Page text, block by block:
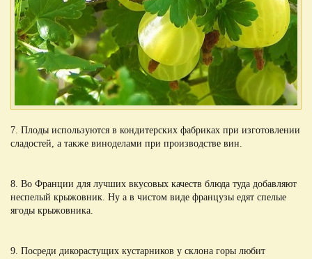
7. Плоды используются в кондитерских фабриках при изготовлении
сладостей, а также виноделами при производстве вин.
8. Во Франции для лучших вкусовых качеств блюда туда добавляют
неспелый крыжовник. Ну а в чистом виде французы едят спелые
ягоды крыжовника.
9. Посреди дикорастущих кустарников у склона горы любит